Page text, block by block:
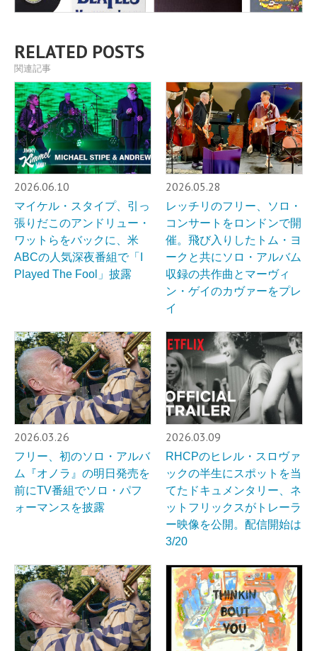
RELATED POSTS
関連記事
2026.06.10
マイケル・スタイプ、引っ
張りだこのアンドリュー・
ワットらをバックに、米
ABCの人気深夜番組で「I
Played The Fool」披露
2026.05.28
レッチリのフリー、ソロ・
コンサートをロンドンで開
催。飛び入りしたトム・ヨ
ークと共にソロ・アルバム
収録の共作曲とマーヴィ
ン・ゲイのカヴァーをプレ
イ
2026.03.26
フリー、初のソロ・アルバ
ム『オノラ』の明日発売を
前にTV番組でソロ・パフ
ォーマンスを披露
2026.03.09
RHCPのヒレル・スロヴァ
ックの半生にスポットを当
てたドキュメンタリー、ネ
ットフリックスがトレーラ
ー映像を公開。配信開始は
3/20